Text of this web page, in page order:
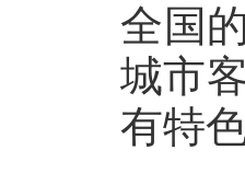
全国
城市
有特